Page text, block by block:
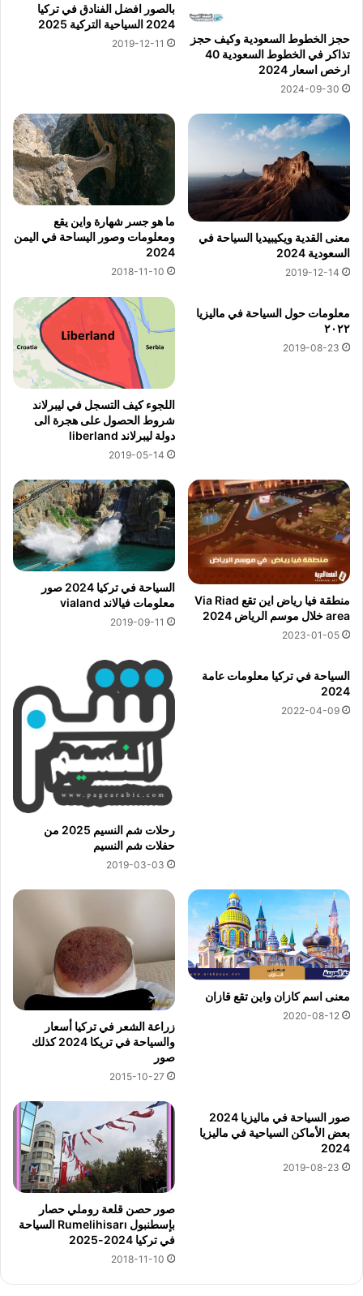
حجز الخطوط السعودية وكيف حجز
تذاكر في الخطوط السعودية 40
ارخص اسعار 2024
2024-09-30
بالصور افضل الفنادق في تركيا
2024 السياحية التركية 2025
2019-12-11
معنى القدية ويكيبيديا السياحة في
السعودية 2024
2019-12-14
ما هو جسر شهارة واين يقع
ومعلومات وصور اليساحة في اليمن
2024
2018-11-10
معلومات حول السياحة في ماليزيا
٢٠٢٢
2019-08-23
اللجوء كيف التسجل في ليبرلاند
شروط الحصول على هجرة الى
دولة ليبرلاند liberland
2019-05-14
منطقة فيا رياض اين تقع Via Riad
area خلال موسم الرياض 2024
2023-01-05
السياحة في تركيا 2024 صور
معلومات فيالاند vialand
2019-09-11
السياحة في تركيا معلومات عامة
2024
2022-04-09
رحلات شم النسيم 2025 من
حفلات شم النسيم
2019-03-03
معنى اسم كازان واين تقع قازان
2020-08-12
زراعة الشعر في تركيا أسعار
والسياحة في تريكا 2024 كذلك
صور
2015-10-27
صور السياحة في ماليزيا 2024
بعض الأماكن السياحية في ماليزيا
2024
2019-08-23
صور حصن قلعة روملي حصار
بإسطنبول Rumelihisarı السياحة
في تركيا 2024-2025
2018-11-10